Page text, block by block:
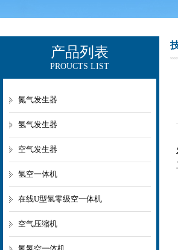
产品列表
PROUCTS LIST
氮气发生器
氢气发生器
空气发生器
氢空一体机
在线U型氢零级空一体机
空气压缩机